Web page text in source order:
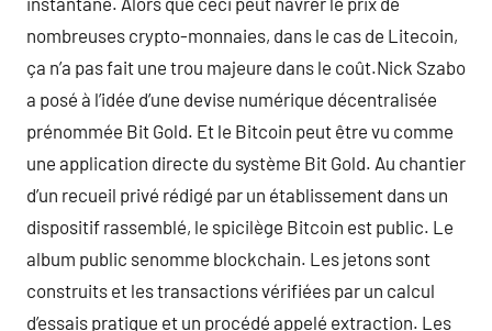
nombreuses crypto-monnaies, dans le cas de Litecoin,
ça n’a pas fait une trou majeure dans le coût.Nick Szabo
a posé à l’idée d’une devise numérique décentralisée
prénommée Bit Gold. Et le Bitcoin peut être vu comme
une application directe du système Bit Gold. Au chantier
d’un recueil privé rédigé par un établissement dans un
dispositif rassemblé, le spicilège Bitcoin est public. Le
album public senomme blockchain. Les jetons sont
construits et les transactions vérifiées par un calcul
d’essais pratique et un procédé appelé extraction. Les